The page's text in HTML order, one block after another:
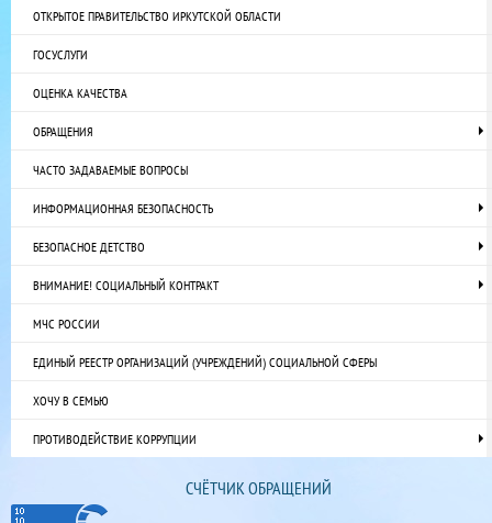
ОТКРЫТОЕ ПРАВИТЕЛЬСТВО ИРКУТСКОЙ ОБЛАСТИ
ГОСУСЛУГИ
ОЦЕНКА КАЧЕСТВА
ОБРАЩЕНИЯ
ЧАСТО ЗАДАВАЕМЫЕ ВОПРОСЫ
ИНФОРМАЦИОННАЯ БЕЗОПАСНОСТЬ
БЕЗОПАСНОЕ ДЕТСТВО
ВНИМАНИЕ! СОЦИАЛЬНЫЙ КОНТРАКТ
МЧС РОССИИ
ЕДИНЫЙ РЕЕСТР ОРГАНИЗАЦИЙ (УЧРЕЖДЕНИЙ) СОЦИАЛЬНОЙ СФЕРЫ
ХОЧУ В СЕМЬЮ
ПРОТИВОДЕЙСТВИЕ КОРРУПЦИИ
СЧЁТЧИК ОБРАЩЕНИЙ